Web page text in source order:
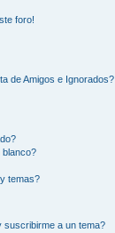
foro!
de Amigos e Ignorados?
blanco?
temas?
suscribirme a un tema?